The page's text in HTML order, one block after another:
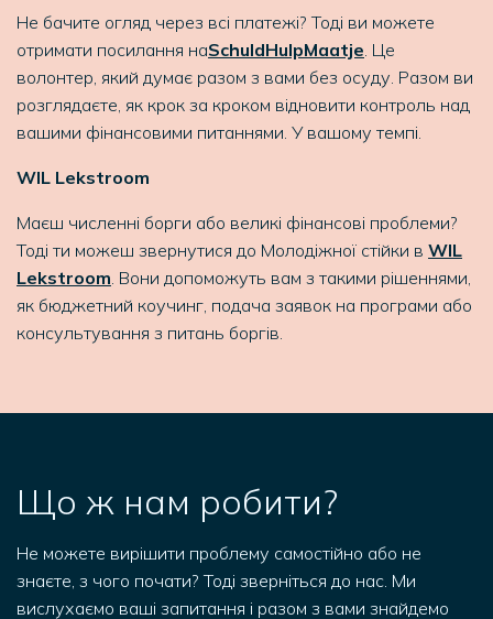
Не бачите огляд через всі платежі? Тоді ви можете
отримати посилання наSchuldHulpMaatje. Це
волонтер, який думає разом з вами без осуду. Разом ви
розглядаєте, як крок за кроком відновити контроль над
вашими фінансовими питаннями. У вашому темпі.
WIL Lekstroom
Маєш численні борги або великі фінансові проблеми?
Тоді ти можеш звернутися до Молодіжної стійки в WIL
Lekstroom. Вони допоможуть вам з такими рішеннями,
як бюджетний коучинг, подача заявок на програми або
консультування з питань боргів.
Що ж нам робити?
Не можете вирішити проблему самостійно або не
знаєте, з чого почати? Тоді зверніться до нас. Ми
вислухаємо ваші запитання і разом з вами знайдемо